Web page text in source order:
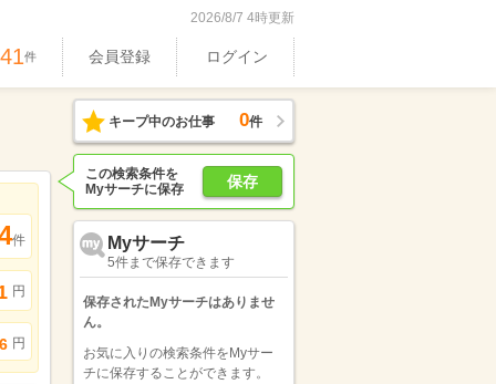
2026/8/7 4時更新
件 会員登録 ログイン
件
円
円
キープ中のお仕事 0件
保存
この検索条件を
Myサーチに保存
Myサーチ
5件まで保存できます
保存されたMyサーチはありませ
ん。
お気に入りの検索条件をMyサー
チに保存することができます。